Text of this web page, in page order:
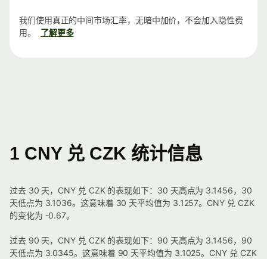
我们使用真正的中间市场汇率，无暗中加价，不会加入隐性费
用。
了解更多
1 CNY 兑 CZK 统计信息
过去 30 天，CNY 兑 CZK 的表现如下：30 天高点为 3.1456，30
天低点为 3.1036。这意味着 30 天平均值为 3.1257。CNY 兑 CZK
的变化为 -0.67。
过去 90 天，CNY 兑 CZK 的表现如下：90 天高点为 3.1456，90
天低点为 3.0345。这意味着 90 天平均值为 3.1025。CNY 兑 CZK